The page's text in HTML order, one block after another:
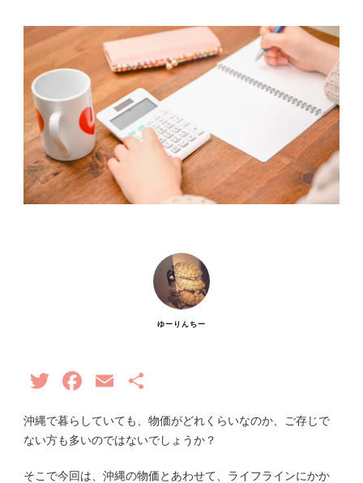
ゆーりんちー
TwitterFacebook
Email
沖縄で暮らしていても、物価がどれくらいなのか、ご存じで
ない方も多いのではないでしょうか？
そこで今回は、沖縄の物価とあわせて、ライフラインにかか